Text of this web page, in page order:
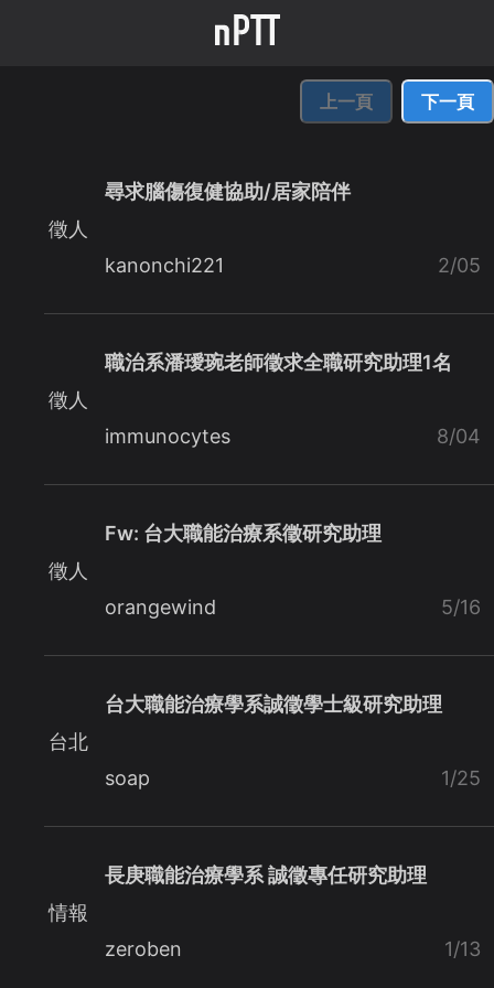
上一頁 下一頁
徵人
尋求腦傷復健協助/居家陪伴
kanonchi221 2/05
徵人
職治系潘璦琬老師徵求全職研究助理1名
immunocytes 8/04
徵人
Fw: 台大職能治療系徵研究助理
orangewind 5/16
台北
台大職能治療學系誠徵學士級研究助理
soap 1/25
情報
長庚職能治療學系 誠徵專任研究助理
zeroben 1/13